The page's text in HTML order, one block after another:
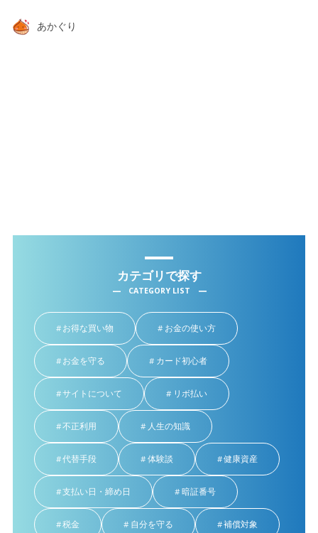
あかぐり
カテゴリで探す
CATEGORY LIST
お得な買い物 お金の使い方
お金を守る カード初心者
サイトについて リボ払い
不正利用 人生の知識
代替手段 体験談 健康資産
支払い日・締め日 暗証番号
税金 自分を守る 補償対象